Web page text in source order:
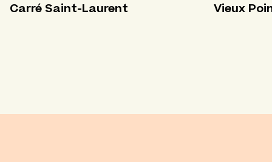
Carré Saint-Laurent Vieux